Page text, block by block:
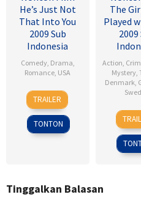
He’s Just Not
That Into You
2009 Sub
Indonesia
Comedy, Drama,
Romance, USA
6
Feb
2009
Ken
Kwapis
TRAILER
TONTON
The
Played
2009
Action,
Mystery,
Denmark,
Tinggalkan Balasan